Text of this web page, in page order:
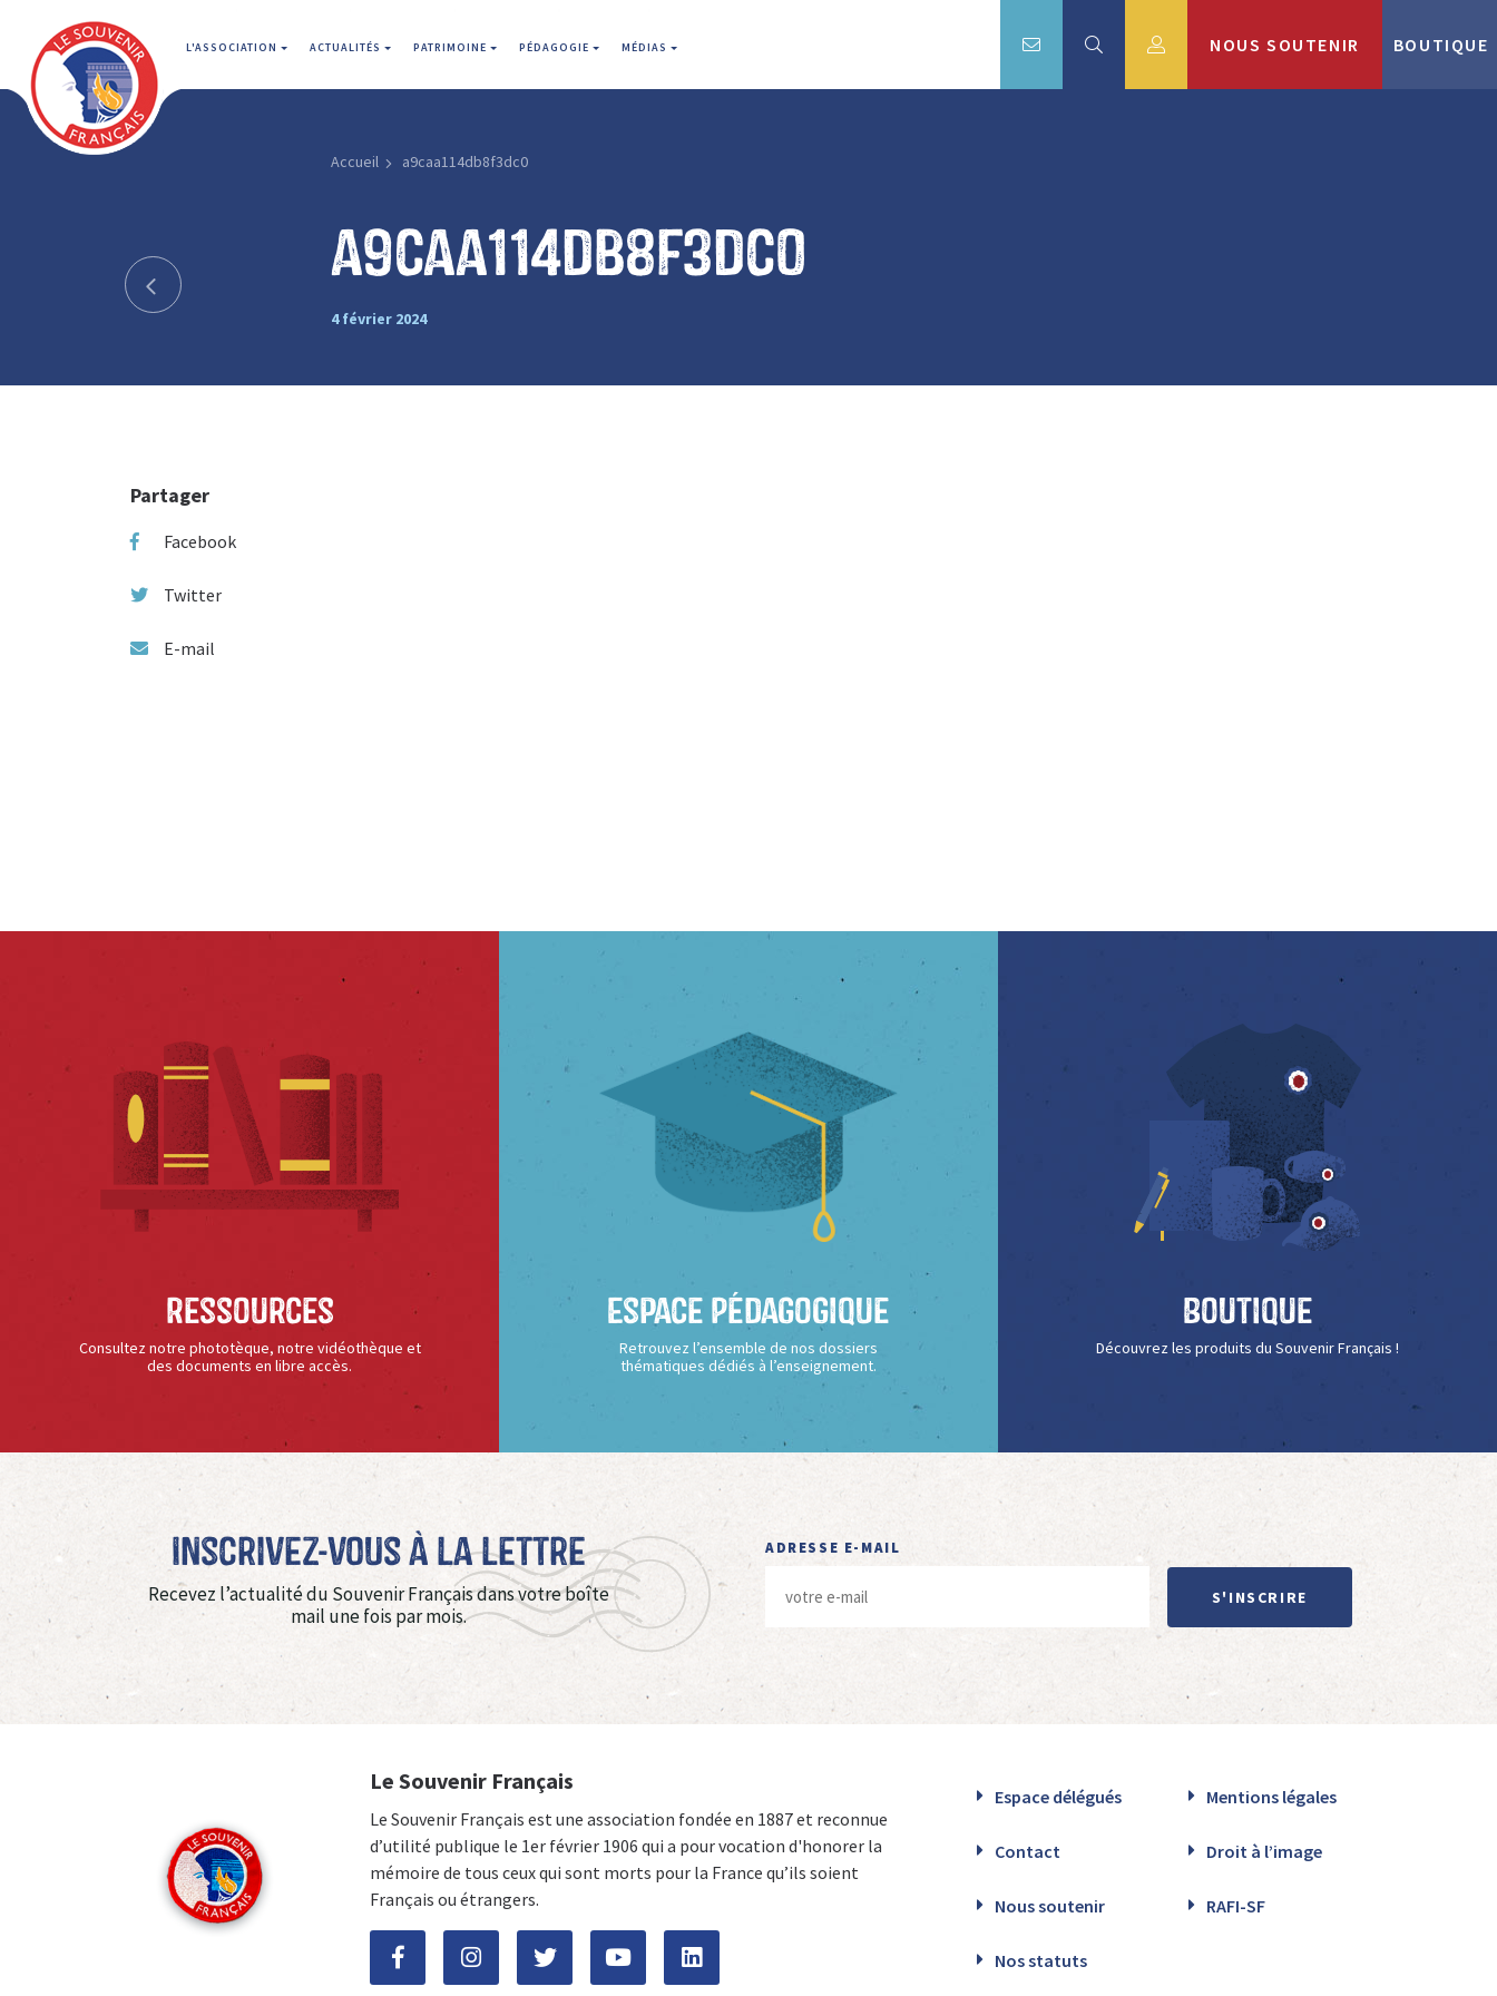
L'ASSOCIATION ACTUALITÉS PATRIMOINE PÉDAGOGIE MÉDIAS NOUS SOUTENIR BOUTIQUE
Accueil a9caa114db8f3dc0
a9caa114db8f3dc0
4 février 2024
Partager
Facebook
Twitter
E-mail
Ressources
Consultez notre phototèque, notre vidéothèque et
des documents en libre accès.
Espace Pédagogique
Retrouvez l’ensemble de nos dossiers
thématiques dédiés à l’enseignement.
Boutique
Découvrez les produits du Souvenir Français !
Inscrivez-vous à La Lettre
Recevez l’actualité du Souvenir Français dans votre boîte
mail une fois par mois.
ADRESSE E-MAIL
S'INSCRIRE
Le Souvenir Français
Le Souvenir Français est une association fondée en 1887 et reconnue
d’utilité publique le 1er février 1906 qui a pour vocation d'honorer la
mémoire de tous ceux qui sont morts pour la France qu’ils soient
Français ou étrangers.
Espace délégués Mentions légales
Contact Droit à l’image
Nous soutenir RAFI-SF
Nos statuts